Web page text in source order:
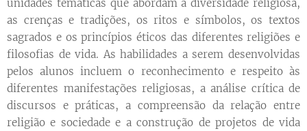
unidades temáticas que abordam a diversidade religiosa,
as crenças e tradições, os ritos e símbolos, os textos
sagrados e os princípios éticos das diferentes religiões e
filosofias de vida. As habilidades a serem desenvolvidas
pelos alunos incluem o reconhecimento e respeito às
diferentes manifestações religiosas, a análise crítica de
discursos e práticas, a compreensão da relação entre
religião e sociedade e a construção de projetos de vida